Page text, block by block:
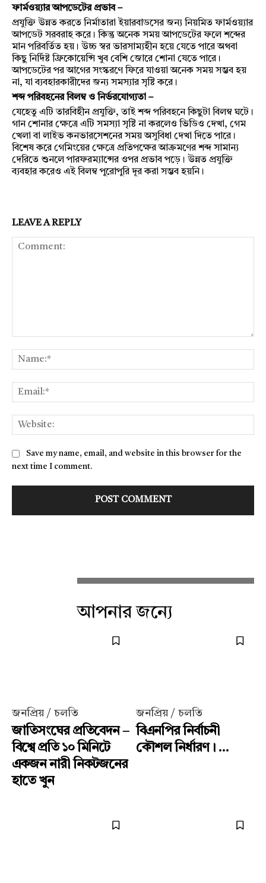
ফার্মওয়্যার আপডেটের প্রভাব –
প্রযুক্তি উন্নত করতে নির্মাতারা ইয়ারবাডসের জন্য নিয়মিত ফার্মওয়্যার
আপডেট সরবরাহ করে। কিন্তু অনেক সময় আপডেটের ফলে শব্দের
মান পরিবর্তিত হয়। উচ্চ স্বর ভারসাম্যহীন হয়ে যেতে পারে অথবা
কিছু নির্দিষ্ট ফ্রিকোয়েন্সি খুব বেশি জোরে শোনা যেতে পারে।
আপডেটের পর আগের সংস্করণে ফিরে যাওয়া অনেক সময় সম্ভব হয়
না, যা ব্যবহারকারীদের জন্য সমস্যার সৃষ্টি করে।
শব্দ পরিবহনের বিলম্ব ও নির্ভরযোগ্যতা –
যেহেতু এটি তারবিহীন প্রযুক্তি, তাই শব্দ পরিবহনে কিছুটা বিলম্ব ঘটে।
গান শোনার ক্ষেত্রে এটি সমস্যা সৃষ্টি না করলেও ভিডিও দেখা, গেম
খেলা বা লাইভ কনভারসেশনের সময় অসুবিধা দেখা দিতে পারে।
বিশেষ করে গেমিংয়ের ক্ষেত্রে প্রতিপক্ষের আক্রমণের শব্দ সামান্য
দেরিতে শুনলে পারফরম্যান্সের ওপর প্রভাব পড়ে। উন্নত প্রযুক্তি
ব্যবহার করেও এই বিলম্ব পুরোপুরি দূর করা সম্ভব হয়নি।
LEAVE A REPLY
Save my name, email, and website in this browser for the
next time I comment.
আপনার জন্যে
জনপ্রিয় / চলতি
জাতিসংঘের প্রতিবেদন –
বিশ্বে প্রতি ১০ মিনিটে
একজন নারী নিকটজনের
হাতে খুন
জনপ্রিয় / চলতি
বিএনপির নির্বাচনী
কৌশল নির্ধারণ। ...